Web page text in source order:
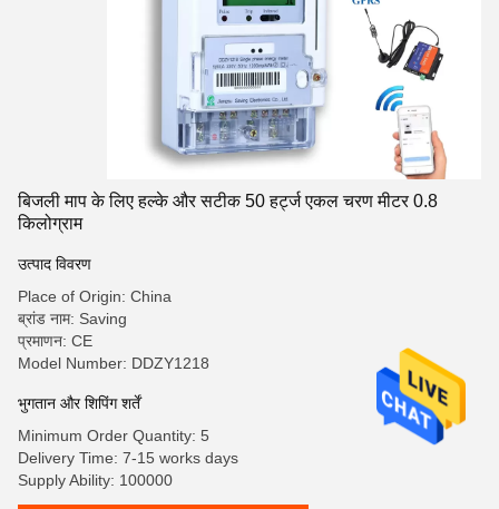
बिजली माप के लिए हल्के और सटीक 50 हर्ट्ज एकल चरण मीटर 0.8
किलोग्राम
उत्पाद विवरण
Place of Origin: China
ब्रांड नाम: Saving
प्रमाणन: CE
Model Number: DDZY1218
भुगतान और शिपिंग शर्तें
Minimum Order Quantity: 5
Delivery Time: 7-15 works days
Supply Ability: 100000